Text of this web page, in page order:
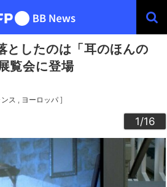
としたのは「耳のほんの
覧会に登場
ス ヨーロッパ ]
1/16
2/16
3/16
4/16
5/16
6/16
7/16
8/16
9/16
10/16
11/16
12/16
13/16
14/16
15/16
16/16